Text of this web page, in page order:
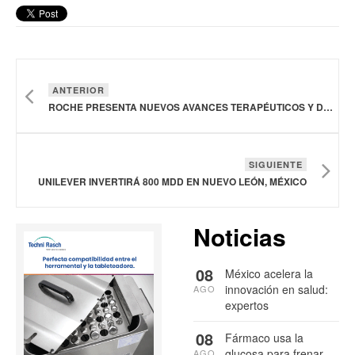
ANTERIOR
ROCHE PRESENTA NUEVOS AVANCES TERAPÉUTICOS Y DIAGNÓSTICOS PARA EL ALZHEIMER
SIGUIENTE
UNILEVER INVERTIRÁ 800 MDD EN NUEVO LEÓN, MÉXICO
Noticias
México acelera la
innovación en salud:
expertos
08
AGO
Fármaco usa la
08